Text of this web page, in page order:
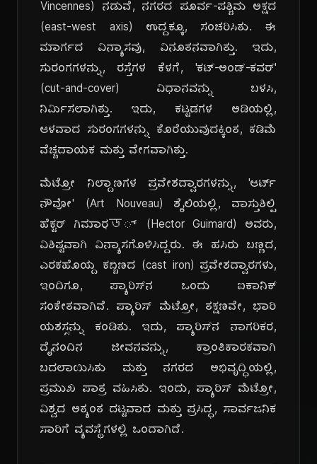
Vincennes) ನಡುವೆ, ನಗರದ ಪೂರ್ವ-ಪಶ್ಚಿಮ ಅಕ್ಷದ
(east-west axis) ಉದ್ದಕ್ಕೂ, ಸಂಚರಿಸಿತು. ಈ
ಮಾರ್ಗದ ವಿನ್ಯಾಸವು, ವಿನೂತನವಾಗಿತ್ತು. ಇದು,
ಸುರಂಗಗಳನ್ನು, ರಸ್ತೆಗಳ ಕೆಳಗೆ, 'ಕಟ್-ಅಂಡ್-ಕವರ್'
(cut-and-cover) ವಿಧಾನವನ್ನು ಬಳಸಿ,
ನಿರ್ಮಿಸಲಾಗಿತ್ತು. ಇದು, ಕಟ್ಟಡಗಳ ಅಡಿಯಲ್ಲಿ,
ಆಳವಾದ ಸುರಂಗಗಳನ್ನು ಕೊರೆಯುವುದಕ್ಕಿಂತ, ಕಡಿಮೆ
ವೆಚ್ಚದಾಯಕ ಮತ್ತು ವೇಗವಾಗಿತ್ತು.
ಮೆಟ್ರೋ ನಿಲ್ದಾಣಗಳ ಪ್ರವೇಶದ್ವಾರಗಳನ್ನು, 'ಆರ್ಟ್
ನೌವೋ' (Art Nouveau) ಶೈಲಿಯಲ್ಲಿ, ವಾಸ್ತುಶಿಲ್ಪಿ
ಹೆಕ್ಟರ್ ಗಿಮಾರ্ড್ (Hector Guimard) ಅವರು,
ವಿಶಿಷ್ಟವಾಗಿ ವಿನ್ಯಾಸಗೊಳಿಸಿದ್ದರು. ಈ ಹಸಿರು ಬಣ್ಣದ,
ಎರಕಹೊಯ್ದ ಕಬ್ಬಿಣದ (cast iron) ಪ್ರವೇಶದ್ವಾರಗಳು,
ಇಂದಿಗೂ, ಪ್ಯಾರಿಸ್‌ನ ಒಂದು ಐಕಾನಿಕ್
ಸಂಕೇತವಾಗಿವೆ. ಪ್ಯಾರಿಸ್ ಮೆಟ್ರೋ, ತಕ್ಷಣವೇ, ಭಾರಿ
ಯಶಸ್ಸನ್ನು ಕಂಡಿತು. ಇದು, ಪ್ಯಾರಿಸ್‌ನ ನಾಗರಿಕರ,
ದೈನಂದಿನ ಜೀವನವನ್ನು, ಕ್ರಾಂತಿಕಾರಕವಾಗಿ
ಬದಲಾಯಿಸಿತು ಮತ್ತು ನಗರದ ಅಭಿವೃದ್ಧಿಯಲ್ಲಿ,
ಪ್ರಮುಖ ಪಾತ್ರ ವಹಿಸಿತು. ಇಂದು, ಪ್ಯಾರಿಸ್ ಮೆಟ್ರೋ,
ವಿಶ್ವದ ಅತ್ಯಂತ ದಟ್ಟವಾದ ಮತ್ತು ಪ್ರಸಿದ್ಧ, ಸಾರ್ವಜನಿಕ
ಸಾರಿಗೆ ವ್ಯವಸ್ಥೆಗಳಲ್ಲಿ ಒಂದಾಗಿದೆ.